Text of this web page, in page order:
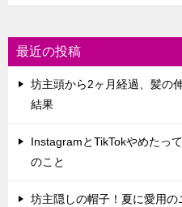
最近の投稿
坊主頭から2ヶ月経過、髪の
結果
InstagramとTikTokやめたっ
のこと
坊主隠しの帽子！夏に愛用